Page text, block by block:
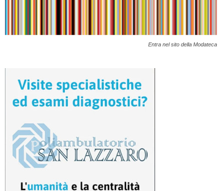
Entra nel sito della Modateca